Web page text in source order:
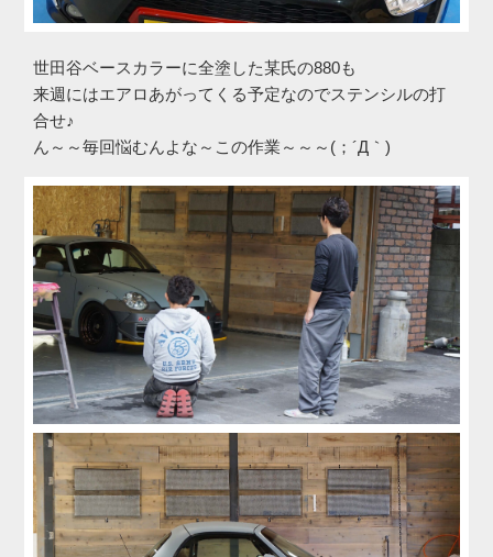
世田谷ベースカラーに全塗した某氏の880も
来週にはエアロあがってくる予定なのでステンシルの打
合せ♪
ん～～毎回悩むんよな～この作業～～～(；´Д｀)